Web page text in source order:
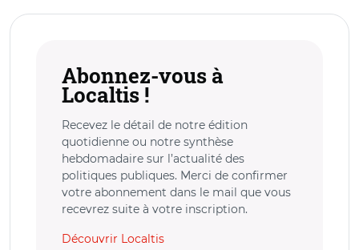
Abonnez-vous à
Localtis !
Recevez le détail de notre édition
quotidienne ou notre synthèse
hebdomadaire sur l’actualité des
politiques publiques. Merci de confirmer
votre abonnement dans le mail que vous
recevrez suite à votre inscription.
Découvrir Localtis